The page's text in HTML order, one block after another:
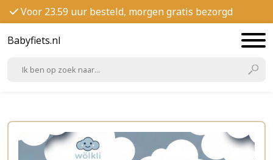
Voor 23.59 uur besteld, morgen gratis bezorgd
Babyfiets.nl